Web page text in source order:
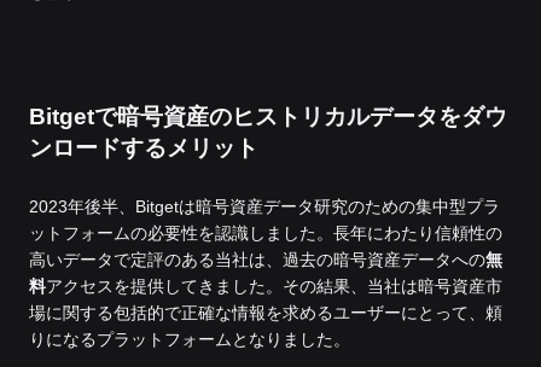
Bitgetで暗号資産のヒストリカルデータをダウ
ンロードするメリット
2023年後半、Bitgetは暗号資産データ研究のための集中型プラ
ットフォームの必要性を認識しました。長年にわたり信頼性の
高いデータで定評のある当社は、過去の暗号資産データへの無
料アクセスを提供してきました。 その結果、当社は暗号資産市
場に関する包括的で正確な情報を求めるユーザーにとって、頼
りになるプラットフォームとなりました。